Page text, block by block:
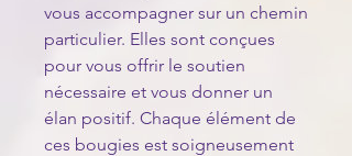
vous accompagner sur un chemin
particulier. Elles sont conçues
pour vous offrir le soutien
nécessaire et vous donner un
élan positif. Chaque élément de
ces bougies est soigneusement